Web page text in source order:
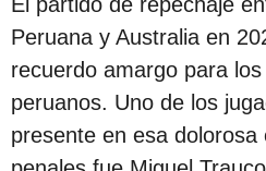
i
ó
n
3
a
Peruana y Australia en
recuerdo amargo para
peruanos. Uno de los
presente en esa dolorosa